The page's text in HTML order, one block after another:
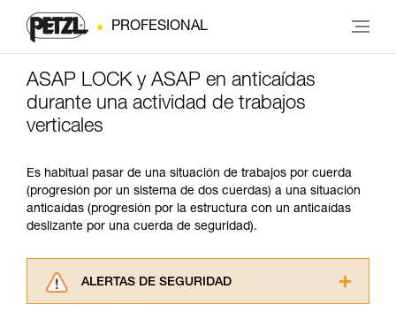
PROFESIONAL
ASAP LOCK y ASAP en anticaídas
durante una actividad de trabajos
verticales
Es habitual pasar de una situación de trabajos por cuerda
(progresión por un sistema de dos cuerdas) a una situación
anticaídas (progresión por la estructura con un anticaídas
deslizante por una cuerda de seguridad).
ALERTAS DE SEGURIDAD